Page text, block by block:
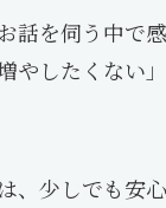
話を伺う中で感
やしたくない
、少しでも安